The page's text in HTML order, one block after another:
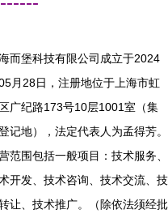
海而堡科技有限公司成立于2024
月28日，注册地位于上海市虹
广纪路173号10层1001室（集
记地），法定代表人为孟得芳。
范围包括一般项目：技术服务、
开发、技术咨询、技术交流、技
让、技术推广。（除依法须经批